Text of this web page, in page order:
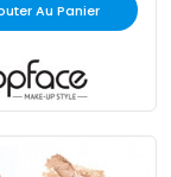
Au Panier